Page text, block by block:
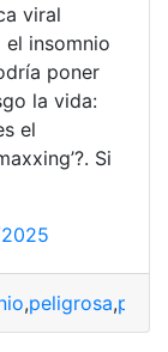
viral
el insomnio
poner
la vida:
el
Si
,peligrosa,